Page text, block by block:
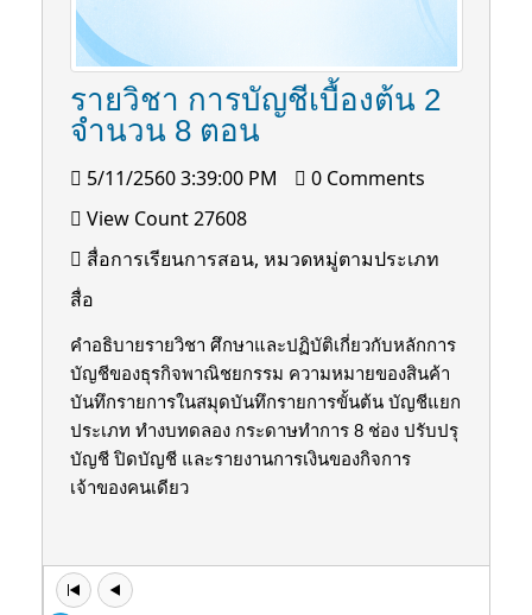
รายวิชา การบัญชีเบื้องต้น 2
จำนวน 8 ตอน
5/11/2560 3:39:00 PM
0 Comments
View Count 27608
สื่อการเรียนการสอน, หมวดหมู่ตามประเภท
สื่อ
คำอธิบายรายวิชา ศึกษาและปฏิบัติเกี่ยวกับหลักการ
บัญชีของธุรกิจพาณิชยกรรม ความหมายของสินค้า
บันทึกรายการในสมุดบันทึกรายการขั้นต้น บัญชีแยก
ประเภท ทํางบทดลอง กระดาษทําการ 8 ช่อง ปรับปรุ
บัญชี ปิดบัญชี และรายงานการเงินของกิจการ
เจ้าของคนเดียว